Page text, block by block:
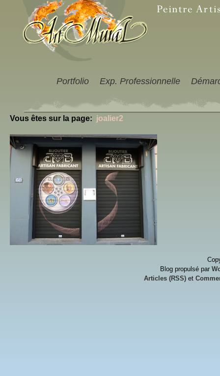
Portfolio Exp. Professionnelle
Vous êtes sur la page: joalier2
Blog propulsé par
Articles (RSS) et